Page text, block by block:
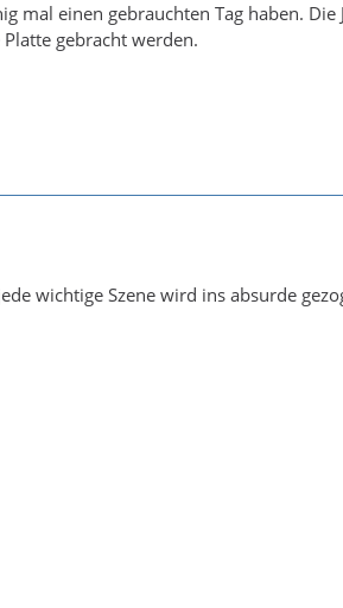
mal einen gebrauchten Tag haben. Die
gebracht werden.
wichtige Szene wird ins absurde